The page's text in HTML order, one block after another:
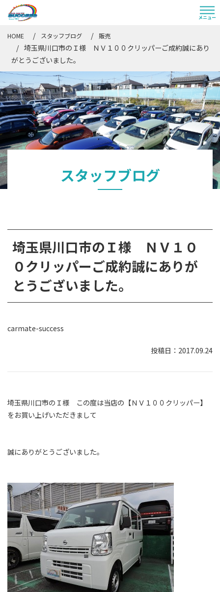
HOME スタッフブログ 販売
埼玉県川口市のＩ様 ＮＶ１００クリッパーご成約誠にあり
がとうございました。
スタッフブログ
埼玉県川口市のＩ様 ＮＶ１０
０クリッパーご成約誠にありが
とうございました。
carmate-success
2017.09.24
埼玉県川口市のＩ様 この度は当店の【ＮＶ１００クリッパー】
をお買い上げいただきまして
誠にありがとうございました。